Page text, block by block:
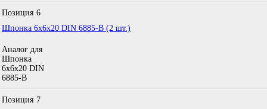
Позиция 6
Шпонка 6x6x20 DIN 6885-B (2 шт.)
Аналог для
Шпонка
6х6х20 DIN
6885-B
Позиция 7